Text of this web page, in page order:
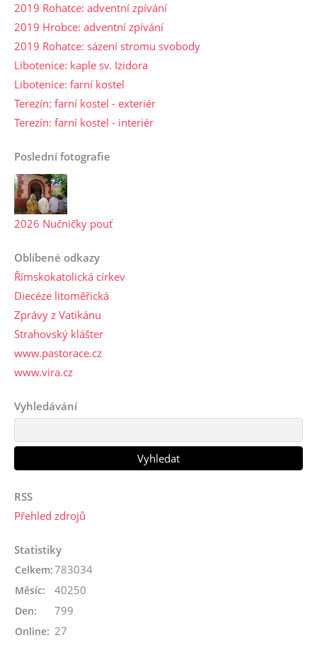
2019 Rohatce: adventní zpívání
2019 Hrobce: adventní zpívání
2019 Rohatce: sázení stromu svobody
Libotenice: kaple sv. Izidora
Libotenice: farní kostel
Terezín: farní kostel - exteriér
Terezín: farní kostel - interiér
Poslední fotografie
2026 Nučničky pouť
Oblíbené odkazy
Římskokatolická církev
Diecéze litoměřická
Zprávy z Vatikánu
Strahovský klášter
www.pastorace.cz
www.vira.cz
Vyhledávání
RSS
Přehled zdrojů
Statistiky
Online: 27
Celkem:783034
Měsíc: 40250
Den: 799